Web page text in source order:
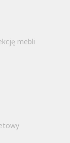
mebli